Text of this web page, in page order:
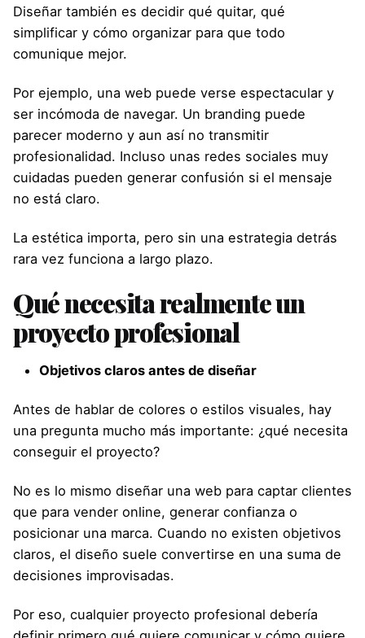
Diseñar también es decidir qué quitar, qué
simplificar y cómo organizar para que todo
comunique mejor.
Por ejemplo, una web puede verse espectacular y
ser incómoda de navegar. Un branding puede
parecer moderno y aun así no transmitir
profesionalidad. Incluso unas redes sociales muy
cuidadas pueden generar confusión si el mensaje
no está claro.
La estética importa, pero sin una estrategia detrás
rara vez funciona a largo plazo.
Qué necesita realmente un
proyecto profesional
Objetivos claros antes de diseñar
Antes de hablar de colores o estilos visuales, hay
una pregunta mucho más importante: ¿qué necesita
conseguir el proyecto?
No es lo mismo diseñar una web para captar clientes
que para vender online, generar confianza o
posicionar una marca. Cuando no existen objetivos
claros, el diseño suele convertirse en una suma de
decisiones improvisadas.
Por eso, cualquier proyecto profesional debería